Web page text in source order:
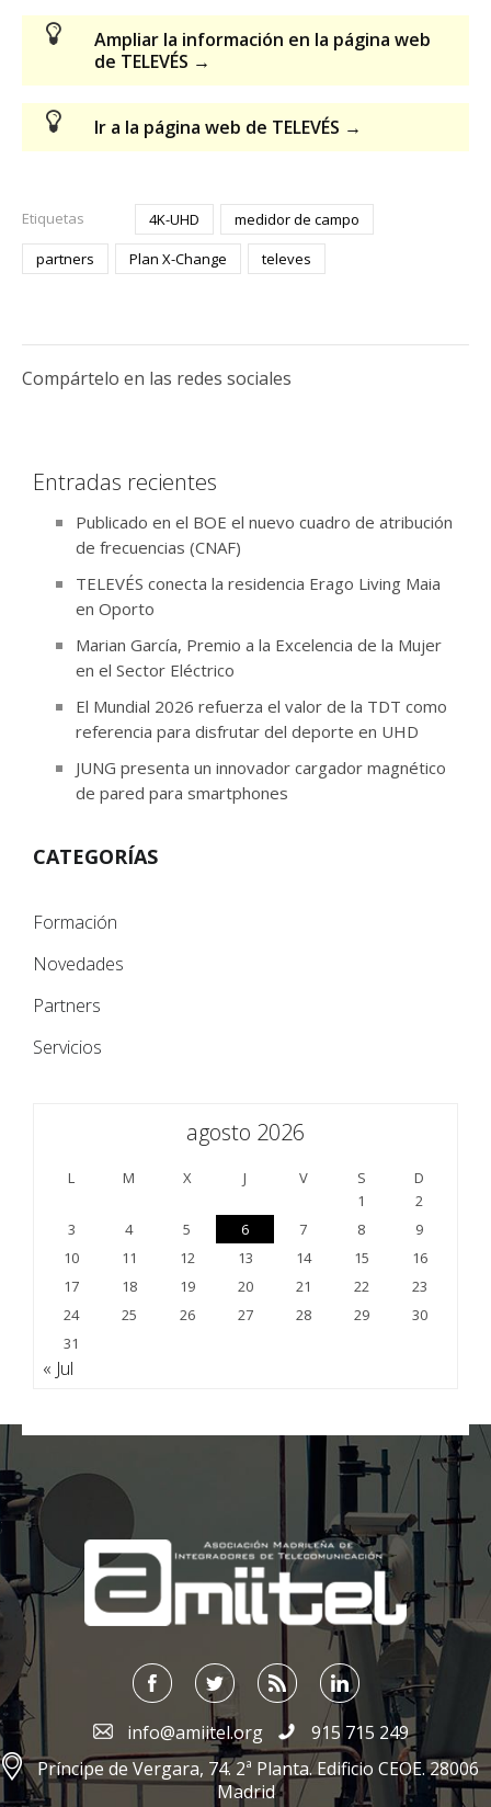
Ampliar la información en la página web
de TELEVÉS →
Ir a la página web de TELEVÉS →
Etiquetas 4K-UHD
medidor de campo
partners
Plan X-Change televes
Compártelo en las redes sociales
Entradas recientes
Publicado en el BOE el nuevo cuadro de atribución
de frecuencias (CNAF)
TELEVÉS conecta la residencia Erago Living Maia
en Oporto
Marian García, Premio a la Excelencia de la Mujer
en el Sector Eléctrico
El Mundial 2026 refuerza el valor de la TDT como
referencia para disfrutar del deporte en UHD
JUNG presenta un innovador cargador magnético
de pared para smartphones
CATEGORÍAS
Formación
Novedades
Partners
Servicios
agosto 2026
L M X J V S
D
1
2
3
4 5 6 7 8
9
10
11 12 13 14 15
16
17
18 19 20 21 22
23
24
25 26 27 28 29
30
31
« Jul
;
info@amiitel.org
915 715 249
Príncipe de Vergara, 74. 2ª Planta. Edificio CEOE. 28006
Madrid